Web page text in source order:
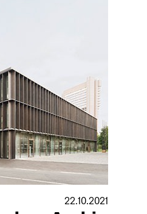
22.10.2021